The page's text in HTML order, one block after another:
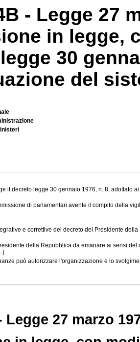
- Legge 27
in legge,
30
del
il decreto legge 30 gennaio 1976, n. 8, adottato
di parlamentari avente il compito della
e correttive del decreto del Presidente della
della Repubblica da emanare ai sensi del
può autorizzare l'organizzazione e lo
Legge 27 marzo